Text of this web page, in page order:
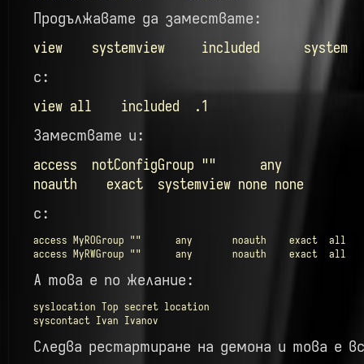
Продължавате да замествате:
view systemview included system
с:
view all included
Замествате и:
access notConfigGroup "" any
noauth exact systemview none none
с:
access MyROGroup ""      any       noauth    exact  all
access MyRWGroup ""      any       noauth    exact  all
А това е по желание:
syslocation Top secret location
syscontact Ivan Ivanov
Следва рестартиране на демона и това е